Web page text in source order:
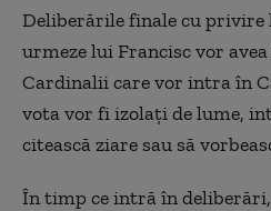
Deliberările finale cu privire
urmeze lui Francisc vor
Cardinalii care vor intra în
vota vor fi izolaţi de lume,
citească ziare sau să
În timp ce intră în